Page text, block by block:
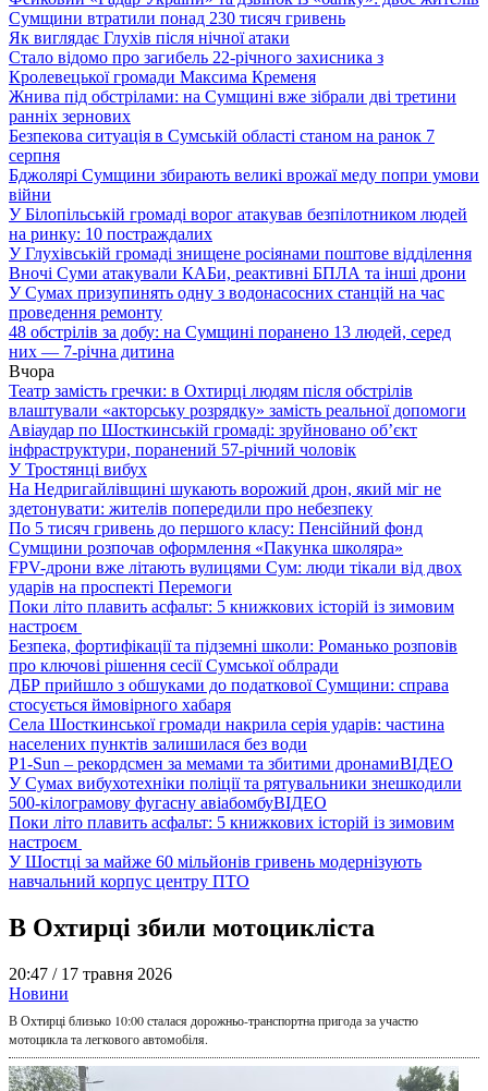
Сумщини втратили понад 230 тисяч гривень
Як виглядає Глухів після нічної атаки
Стало відомо про загибель 22-річного захисника з
Кролевецької громади Максима Кременя
Жнива під обстрілами: на Сумщині вже зібрали дві третини
ранніх зернових
Безпекова ситуація в Сумській області станом на ранок 7
серпня
Бджолярі Сумщини збирають великі врожаї меду попри умови
війни
У Білопільській громаді ворог атакував безпілотником людей
на ринку: 10 постраждалих
У Глухівській громаді знищене росіянами поштове відділення
Вночі Суми атакували КАБи, реактивні БПЛА та інші дрони
У Сумах призупинять одну з водонасосних станцій на час
проведення ремонту
48 обстрілів за добу: на Сумщині поранено 13 людей, серед
них — 7-річна дитина
Вчора
Театр замість гречки: в Охтирці людям після обстрілів
влаштували «акторську розрядку» замість реальної допомоги
Авіаудар по Шосткинській громаді: зруйновано об’єкт
інфраструктури, поранений 57-річний чоловік
У Тростянці вибух
На Недригайлівщині шукають ворожий дрон, який міг не
здетонувати: жителів попередили про небезпеку
По 5 тисяч гривень до першого класу: Пенсійний фонд
Сумщини розпочав оформлення «Пакунка школяра»
FPV-дрони вже літають вулицями Сум: люди тікали від двох
ударів на проспекті Перемоги
Поки літо плавить асфальт: 5 книжкових історій із зимовим
настроєм
Безпека, фортифікації та підземні школи: Романько розповів
про ключові рішення сесії Сумської облради
ДБР прийшло з обшуками до податкової Сумщини: справа
стосується ймовірного хабаря
Села Шосткинської громади накрила серія ударів: частина
населених пунктів залишилася без води
P1-Sun – рекордсмен за мемами та збитими дронамиВІДЕО
У Сумах вибухотехніки поліції та рятувальники знешкодили
500-кілограмову фугасну авіабомбуВІДЕО
Поки літо плавить асфальт: 5 книжкових історій із зимовим
настроєм
У Шостці за майже 60 мільйонів гривень модернізують
навчальний корпус центру ПТО
В Охтирці збили мотоцикліста
20:47 / 17 травня 2026
Новини
В Охтирці близько 10:00 сталася дорожньо-транспортна пригода за участю
мотоцикла та легкового автомобіля.